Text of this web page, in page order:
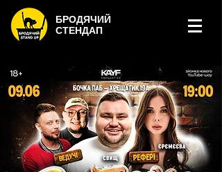
БРОДЯЧИЙ
СТЕНДАП